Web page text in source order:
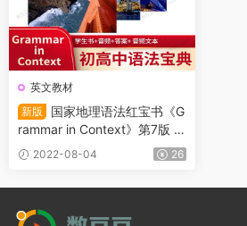
英文教材
新版
国家地理语法红宝书《G
rammar in Context》第7版 教
材+答案+音频
2022-08-04 26